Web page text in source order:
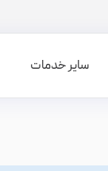
سایر خدمات